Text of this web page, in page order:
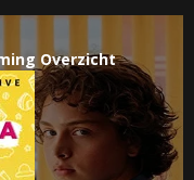
Overzicht